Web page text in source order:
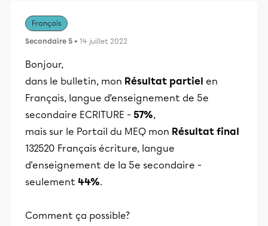
Français
Secondaire 5 • 14 juillet 2022
Bonjour,
dans le bulletin, mon Résultat partiel en
Français, langue d’enseignement de 5e
secondaire ECRITURE - 57%,
mais sur le Portail du MEQ mon Résultat final
132520 Français écriture, langue
d'enseignement de la 5e secondaire -
seulement 44%.
Comment ça possible?